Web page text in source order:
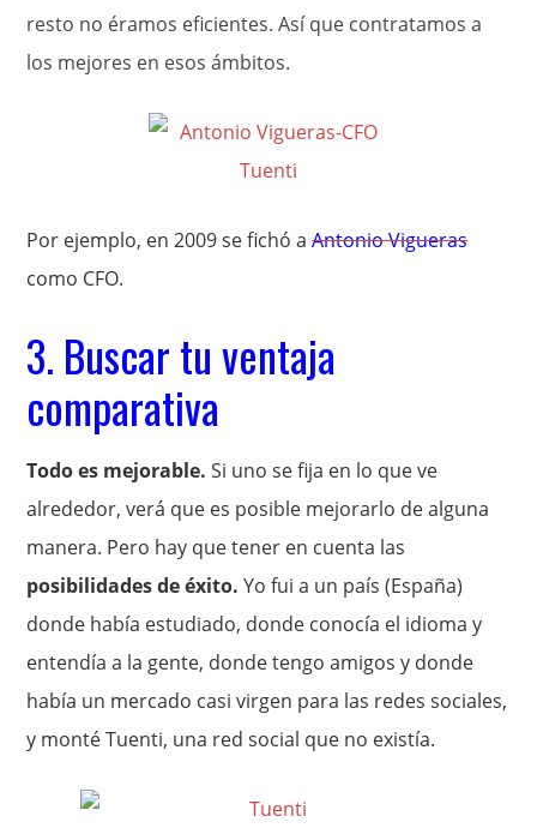
resto no éramos eficientes. Así que contratamos a
los mejores en esos ámbitos.
Por ejemplo, en 2009 se fichó aAntonio Vigueras
como CFO.
3. Buscar tu ventaja
comparativa
Todo es mejorable. Si uno se fija en lo que ve
alrededor, verá que es posible mejorarlo de alguna
manera. Pero hay que tener en cuenta las
posibilidades de éxito. Yo fui a un país (España)
donde había estudiado, donde conocía el idioma y
entendía a la gente, donde tengo amigos y donde
había un mercado casi virgen para las redes sociales,
y monté Tuenti, una red social que no existía.